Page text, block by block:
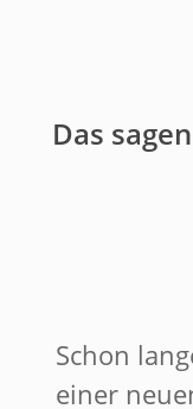
Das
Schon
einer